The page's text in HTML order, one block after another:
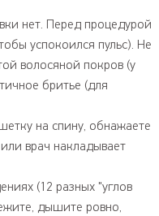
нет. Перед процедурой
успокоился пульс). Не
волосяной покров (у
бритье (для
на спину, обнажаете
врач накладывает
(12 разных "углов
дышите ровно,